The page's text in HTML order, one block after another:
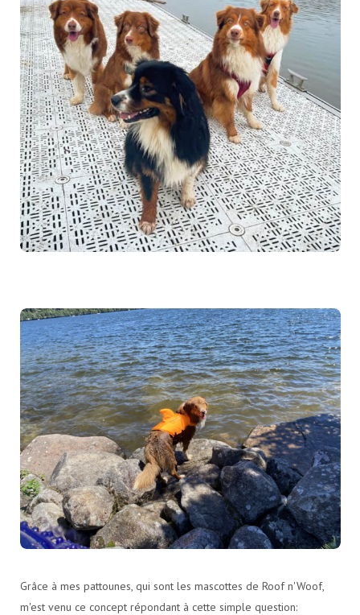
Grâce à mes pattounes, qui sont les mascottes de Roof n'Woof,
m'est venu ce concept répondant à cette simple question: